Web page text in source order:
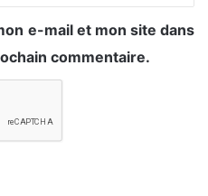
e-mail et mon site dans
commentaire.